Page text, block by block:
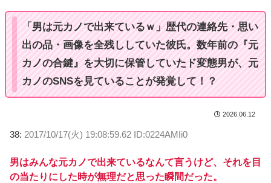
「男は元カノで出来ているｗ」歴代の連絡先・思い
出の品・画像を全残ししていた彼氏。数年前の『元
カノの合鍵』を大切に保管していたド変態男が、元
カノのSNSを見ていることが発覚して！？
2026.06.12
38: 2017/10/17(火) 19:08:59.62 ID:0224AMIi0
男はみんな元カノで出来ているなんて言うけど、それを目
の当たりにした時が無理だと思った瞬間だった。